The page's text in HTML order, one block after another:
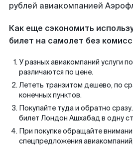
рублей авиакомпанией
Как еще сэкономить
билет на самолет без
У разных авиакомпаний услуги
различаются по цене.
Лететь транзитом дешево, по
конечных пунктов.
Покупайте туда и обратно
билет Лондон Ашхабад в одну
При покупке обращайте
спецпредложения